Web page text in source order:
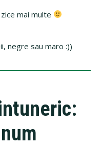
mai multe
negre sau maro :))